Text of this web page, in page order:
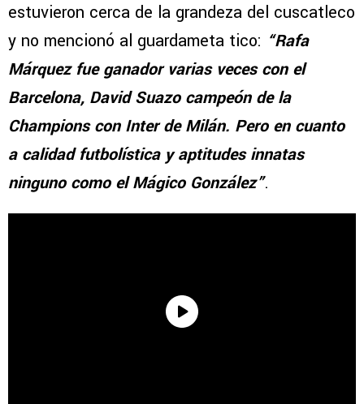
estuvieron cerca de la grandeza del cuscatleco
y no mencionó al guardameta tico: “Rafa
Márquez fue ganador varias veces con el
Barcelona, David Suazo campeón de la
Champions con Inter de Milán. Pero en cuanto
a calidad futbolística y aptitudes innatas
ninguno como el Mágico González”.